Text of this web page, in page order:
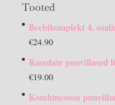
Tooted
Beebikomplekt 4.
€24.90
Rasedate puuvillased
€19.00
Kombinesoon